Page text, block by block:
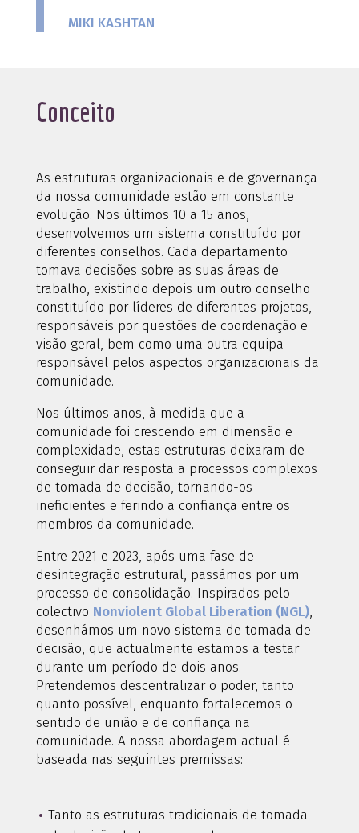
MIKI KASHTAN
Conceito
As estruturas organizacionais e de governança
da nossa comunidade estão em constante
evolução. Nos últimos 10 a 15 anos,
desenvolvemos um sistema constituído por
diferentes conselhos. Cada departamento
tomava decisões sobre as suas áreas de
trabalho, existindo depois um outro conselho
constituído por líderes de diferentes projetos,
responsáveis por questões de coordenação e
visão geral, bem como uma outra equipa
responsável pelos aspectos organizacionais da
comunidade.
Nos últimos anos, à medida que a
comunidade foi crescendo em dimensão e
complexidade, estas estruturas deixaram de
conseguir dar resposta a processos complexos
de tomada de decisão, tornando-os
ineficientes e ferindo a confiança entre os
membros da comunidade.
Entre 2021 e 2023, após uma fase de
desintegração estrutural, passámos por um
processo de consolidação. Inspirados pelo
colectivo Nonviolent Global Liberation (NGL),
desenhámos um novo sistema de tomada de
decisão, que actualmente estamos a testar
durante um período de dois anos.
Pretendemos descentralizar o poder, tanto
quanto possível, enquanto fortalecemos o
sentido de união e de confiança na
comunidade. A nossa abordagem actual é
baseada nas seguintes premissas:
Tanto as estruturas tradicionais de tomada